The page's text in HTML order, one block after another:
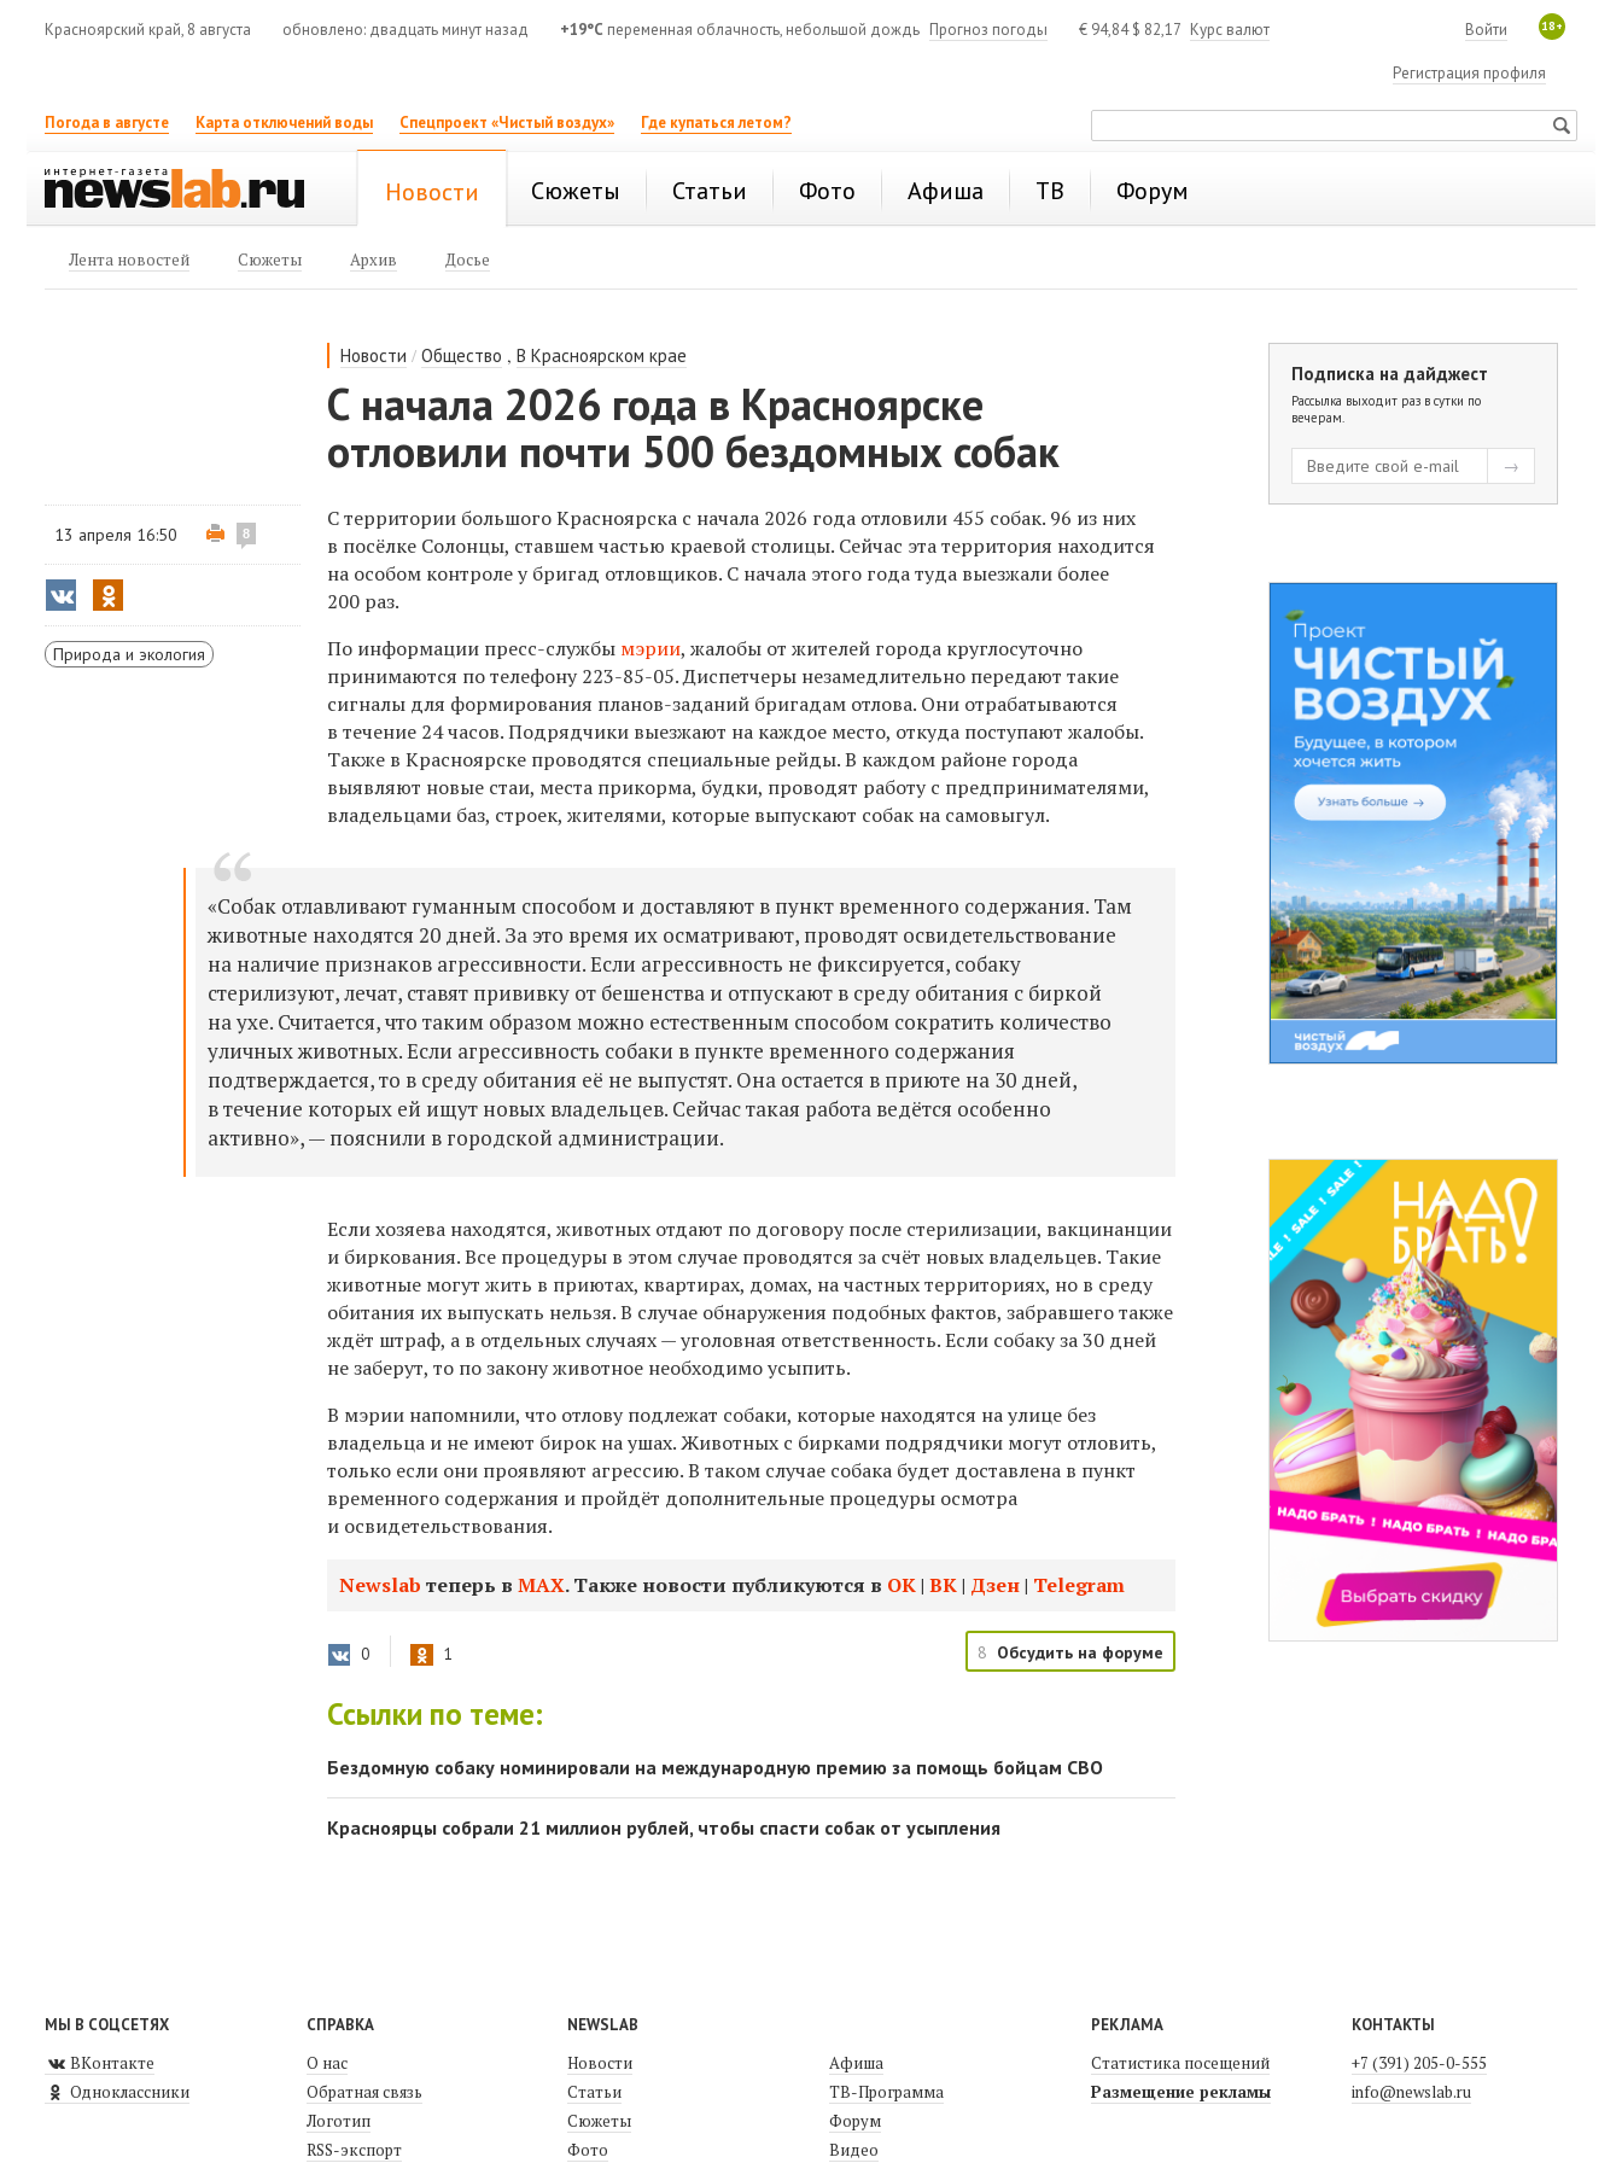
Красноярский край, 8 августа обновлено: двадцать минут назад +19°C переменная облачность, небольшой дождь Прогноз погоды € 94,84$ 82,17 Курс валют 18+
Войти
Регистрация профиля
Погода в августе Карта отключений воды Спецпроект «Чистый воздух» Где купаться летом?
Новости Сюжеты Статьи Фото Афиша ТВ Форум
Лента новостей Сюжеты Архив Досье
Новости /Общество ,В Красноярском крае
С начала 2026 года в Красноярске
отловили почти 500 бездомных собак
13 апреля 16:50 8
Природа и экология
С территории большого Красноярска с начала 2026 года отловили 455 собак. 96 из них
в посёлке Солонцы, ставшем частью краевой столицы. Сейчас эта территория находится
на особом контроле у бригад отловщиков. С начала этого года туда выезжали более
200 раз.
По информации пресс-службы мэрии, жалобы от жителей города круглосуточно
принимаются по телефону223-85-05.Диспетчеры незамедлительно передают такие
сигналы для формирования планов-заданий бригадам отлова. Они отрабатываются
в течение 24 часов. Подрядчики выезжают на каждое место, откуда поступают жалобы.
Также вКрасноярске проводятся специальные рейды.В каждом районе города
выявляют новые стаи, места прикорма, будки, проводят работу с предпринимателями,
владельцами баз, строек, жителями, которые выпускают собак на самовыгул.
«Собак отлавливают гуманным способом и доставляют в пункт временного содержания. Там
животные находятся 20 дней. За это время их осматривают, проводят освидетельствование
на наличие признаков агрессивности. Если агрессивность не фиксируется, собаку
стерилизуют, лечат, ставят прививку от бешенства и отпускают в среду обитания с биркой
на ухе. Считается, что таким образом можно естественным способом сократить количество
уличных животных. Если агрессивность собаки в пункте временного содержания
подтверждается, то в среду обитания её не выпустят. Она остается в приюте на 30 дней,
в течение которых ей ищут новых владельцев. Сейчас такая работа ведётся особенно
активно», — пояснили в городской администрации.
Если хозяева находятся, животных отдают по договору после стерилизации, вакцинанции
и биркования. Все процедуры в этом случае проводятся за счёт новых владельцев. Такие
животные могут жить в приютах, квартирах, домах, на частных территориях, но в среду
обитания их выпускать нельзя. В случае обнаружения подобных фактов, забравшего также
ждёт штраф, а в отдельных случаях — уголовная ответственность. Если собаку за 30 дней
не заберут, то по закону животное необходимо усыпить.
В мэрии напомнили, что отлову подлежат собаки, которые находятся на улице без
владельца и не имеют бирок на ушах. Животных с бирками подрядчики могут отловить,
только если они проявляют агрессию. В таком случае собака будет доставлена в пункт
временного содержания и пройдёт дополнительные процедуры осмотра
и освидетельствования.
Newslab теперь вМАХ. Также новости публикуются в ОК| ВК| Дзен| Telegram
0 1 8 Обсудить на форуме
Ссылки по теме:
Бездомную собаку номинировали на международную премию за помощь бойцам СВО
Красноярцы собрали 21 миллион рублей, чтобы спасти собак от усыпления
Подписка на дайджест
Рассылка выходит раз в сутки по
вечерам.
МЫ В СОЦСЕТЯХ
ВКонтакте
Одноклассники
СПРАВКА
О нас
Обратная связь
Логотип
RSS-экспорт
NEWSLAB
Новости
Статьи
Сюжеты
Фото
Афиша
ТВ-Программа
Форум
Видео
РЕКЛАМА
Статистика посещений
Размещение рекламы
КОНТАКТЫ
+7 (391) 205-0-555
info@newslab.ru